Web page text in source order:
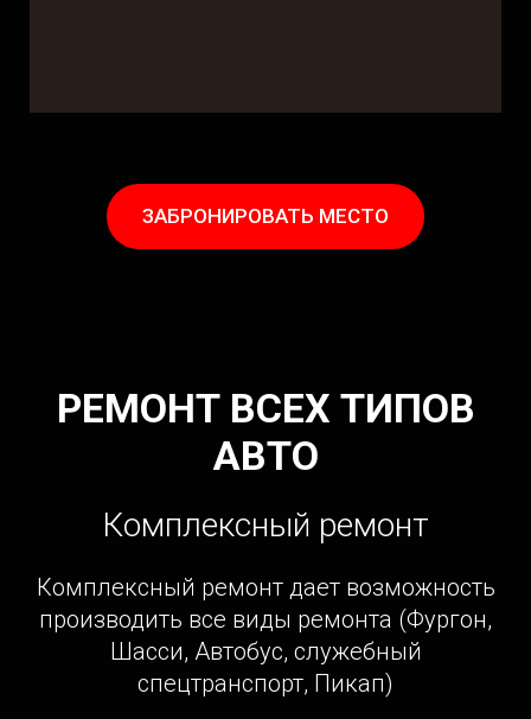
ЗАБРОНИРОВАТЬ МЕСТО
РЕМОНТ ВСЕХ ТИПОВ
АВТО
Комплексный ремонт
Комплексный ремонт дает возможность
производить все виды ремонта (Фургон,
Шасси, Автобус, служебный
спецтранспорт, Пикап)